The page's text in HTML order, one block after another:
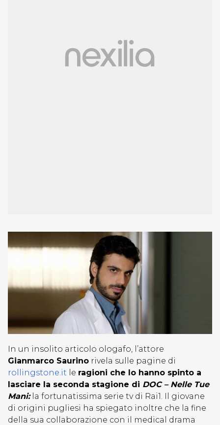
In un insolito articolo ologafo, l’attore
Gianmarco Saurino rivela sulle pagine di
rollingstone.it le ragioni che lo hanno spinto a
lasciare la seconda stagione di DOC – Nelle Tue
Mani:la fortunatissima serie tv di Rai1. Il giovane
di origini pugliesi ha spiegato inoltre che la fine
della sua collaborazione con il medical drama